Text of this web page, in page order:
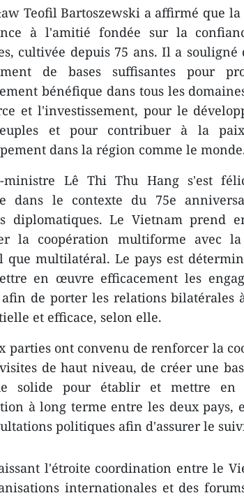
Teofil Bartoszewski a affirmé que
à l'amitié fondée sur la
cultivée depuis 75 ans. Il a souligné
de bases suffisantes pour
bénéfique dans tous les
et l'investissement, pour le
et pour contribuer à la
dans la région comme le
ministre Lê Thi Thu Hang s'est
dans le contexte du 75e
diplomatiques. Le Vietnam prend
la coopération multiforme avec
que multilatéral. Le pays est
en œuvre efficacement les
de porter les relations bilatérales
et efficace, selon elle.
parties ont convenu de renforcer la
de haut niveau, de créer une
solide pour établir et mettre en
à long terme entre les deux pays,
politiques afin d'assurer le
l'étroite coordination entre le
internationales et des